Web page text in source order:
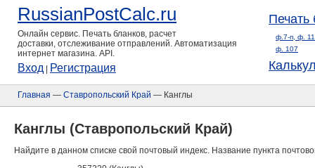
RussianPostCalc.ru
Онлайн сервис. Печать бланков, расчет
доставки, отслеживание отправлений. Автоматизация
интернет магазина. API.
Вход Регистрация
Печать
ф.7-п, ф.
ф. 107
Главная — Ставропольский Край — Канглы
Канглы (Ставропольский Край)
Найдите в данном списке свой почтовый индекс. Название пункта